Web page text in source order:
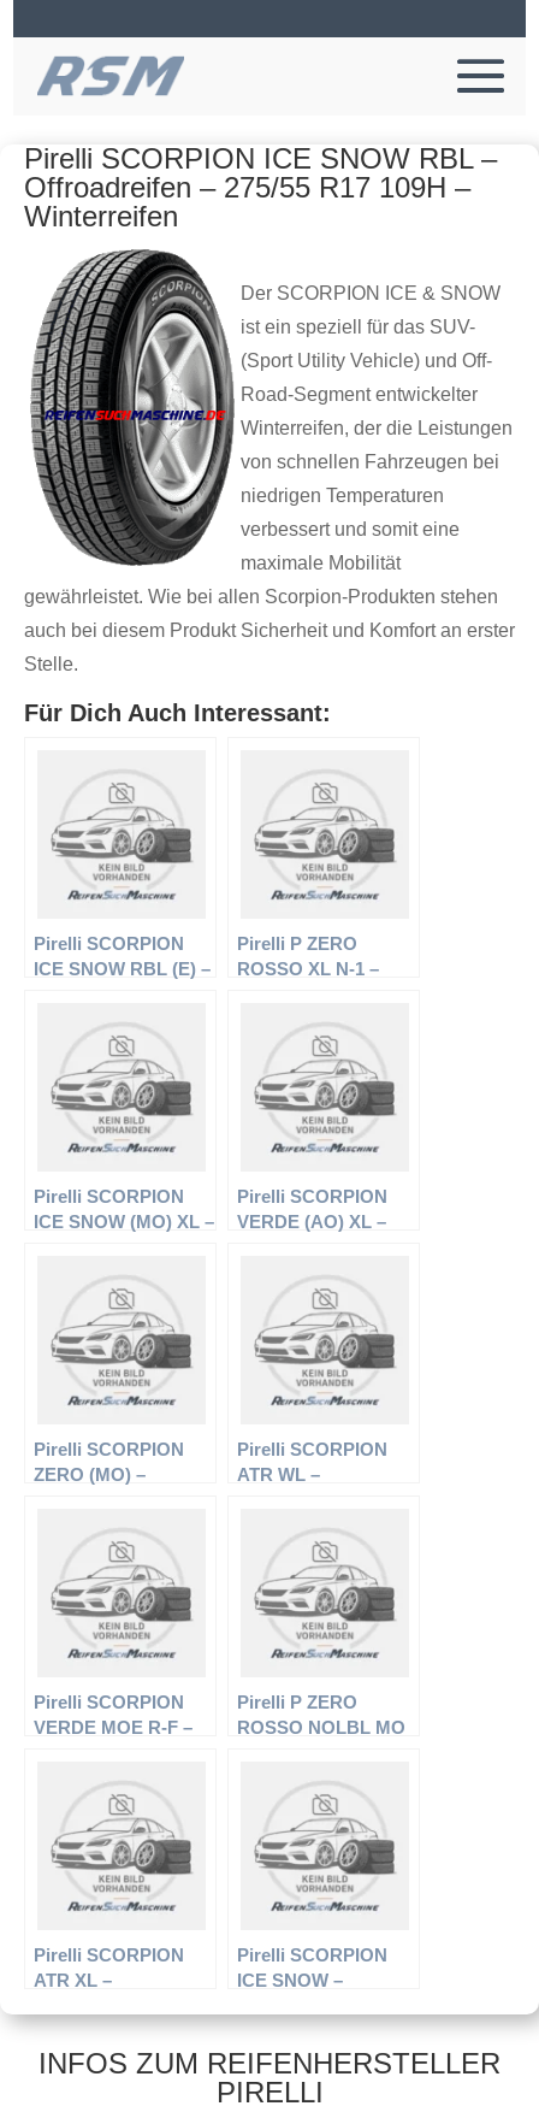
Pirelli SCORPION ICE SNOW RBL –
Offroadreifen – 275/55 R17 109H –
Winterreifen
Der SCORPION ICE & SNOW
ist ein speziell für das SUV-
(Sport Utility Vehicle) und Off-
Road-Segment entwickelter
Winterreifen, der die Leistungen
von schnellen Fahrzeugen bei
niedrigen Temperaturen
verbessert und somit eine
maximale Mobilität
gewährleistet. Wie bei allen Scorpion-Produkten stehen
auch bei diesem Produkt Sicherheit und Komfort an erster
Stelle.
Für Dich Auch Interessant:
Pirelli SCORPION
ICE SNOW RBL (E) –
Winterreifen
Pirelli P ZERO
ROSSO XL N-1 –
Sommerreifen
Pirelli SCORPION
ICE SNOW (MO) XL –
Winterreifen
Pirelli SCORPION
VERDE (AO) XL –
Sommerreifen
Pirelli SCORPION
ZERO (MO) –
Sommerreifen
Pirelli SCORPION
ATR WL –
Sommerreifen
Pirelli SCORPION
VERDE MOE R-F –
Sommerreifen
Pirelli P ZERO
ROSSO NOLBL MO
Sommerreifen
Pirelli SCORPION
ATR XL –
245/70 R16 111 H –
Ganzjahresreifen
Pirelli SCORPION
ICE SNOW –
265/70 R16 112T –
Winterreifen
INFOS ZUM REIFENHERSTELLER
PIRELLI